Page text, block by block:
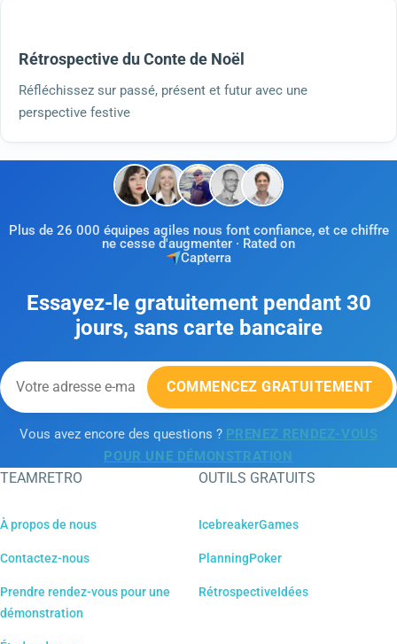
Rétrospective du Conte de Noël
Réfléchissez sur passé, présent et futur avec une
perspective festive
Plus de 26 000 équipes agiles nous font confiance, et ce chiffre
ne cesse d'augmenter · Rated on
Capterra
Essayez-le gratuitement pendant 30
jours, sans carte bancaire
COMMENCEZ GRATUITEMENT
Vous avez encore des questions ? PRENEZ RENDEZ-VOUS
POUR UNE DÉMONSTRATION
TEAMRETRO
À propos de nous
Contactez-nous
Prendre rendez-vous pour une
démonstration
OUTILS GRATUITS
IcebreakerGames
PlanningPoker
RétrospectiveIdées